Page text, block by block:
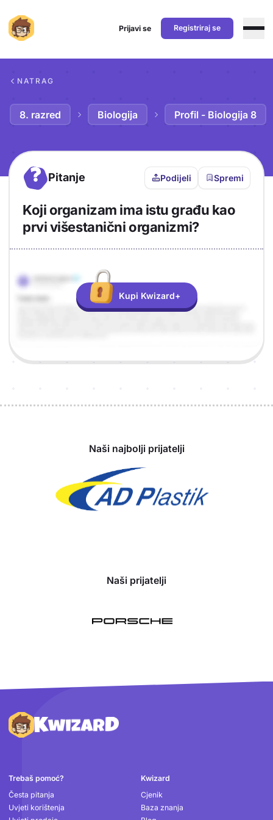
Prijavi se Registriraj se
NATRAG
8. razred Biologija Profil - Biologija 8
? Pitanje Podijeli Spremi
Koji organizam ima istu građu kao
prvi višestanični organizmi?
Odgovor
Objašnjenje
Kupi Kwizard+
Naši najbolji prijatelji
Naši prijatelji
Podnožje
Trebaš pomoć?
Česta pitanja
Uvjeti korištenja
Kwizard
Cjenik
Baza znanja